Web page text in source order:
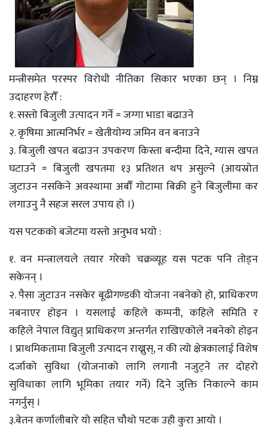
मन्त्रीसमेत परस्पर विरोधी नीतिका सिकार भएका छन् । निम्न
उदाहरण हेराैँ :
१. सस्तो बिजुली उत्पादन गर्ने = जग्गा भाडा बढाउने
२. कृषिमा आत्मनिर्भर = खेतीयोग्य जमिन वन बनाउने
३. बिजुली खपत बढाउन उपकरण किस्ता बन्दीमा दिने, ग्यास खपत
घटाउने = बिजुली खपतमा १३ प्रतिशत थप असुल्ने (आयस्रोत
जुटाउन नसकिने अवस्थामा अर्बौं गोटामा बिक्री हुने बिजुलीमा कर
लगाउनु नै सहज सरल उपाय हो ।)
यस पटकको बजेटमा यस्तो अनुभव भयो :
१. वन मन्त्रालयले तयार गरेको चक्रव्यूह यस पटक पनि तोड्न
सकेनन् ।
२. पैसा जुटाउन नसकेर बूढीगण्डकी योजना नबनेको हो, प्राधिकरण
नबनाएर होइन । यसलाई कहिले कम्पनी, कहिले समिति र
कहिले नेपाल विद्युत् प्राधिकरण अन्तर्गत राखिएकोले नबनेको होइन
। प्राथमिकतामा बिजुली उत्पादन राख्नुस्, न की त्यो क्षेत्रकालाई विशेष
दर्जाको सुविधा (योजनाको लागि लगानी नजुट्ने तर दोहरो
सुविधाका लागि भूमिका तयार गर्ने) दिने जुक्ति निकाल्ने काम
नगर्नुस् ।
३.बेतन कर्णालीबारे यो सहित चौथो पटक उही कुरा आयो ।